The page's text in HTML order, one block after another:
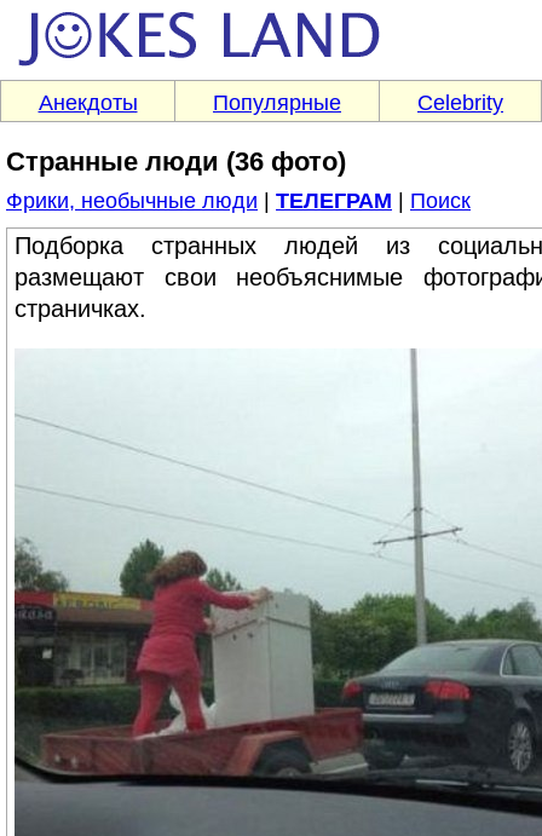
Анекдоты Популярные Celebrity
Странные люди (36 фото)
Фрики, необычные люди ТЕЛЕГРАМ Поиск
Подборка странных людей из
размещают свои необъяснимые
страничках.